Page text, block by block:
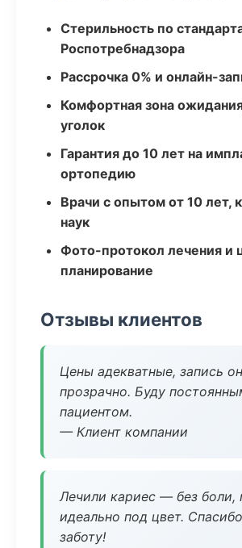
Стерильность по
Роспотребнадзора
Рассрочка 0% и онлайн-
Комфортная зона
уголок
Гарантия до 10 лет на
ортопедию
Врачи с опытом от 10 лет,
наук
Фото-протокол лечения и
планирование
Отзывы клиентов
Цены адекватные, запись
прозрачно. Буду
пациентом.
— Клиент компании
Лечили кариес — без боли,
идеально под цвет.
заботу!